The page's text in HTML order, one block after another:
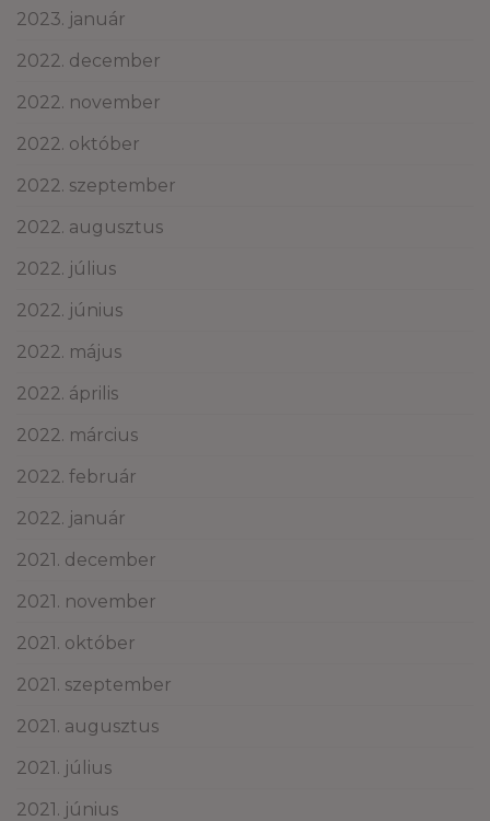
2023. január
2022. december
2022. november
2022. október
2022. szeptember
2022. augusztus
2022. július
2022. június
2022. május
2022. április
2022. március
2022. február
2022. január
2021. december
2021. november
2021. október
2021. szeptember
2021. augusztus
2021. július
2021. június